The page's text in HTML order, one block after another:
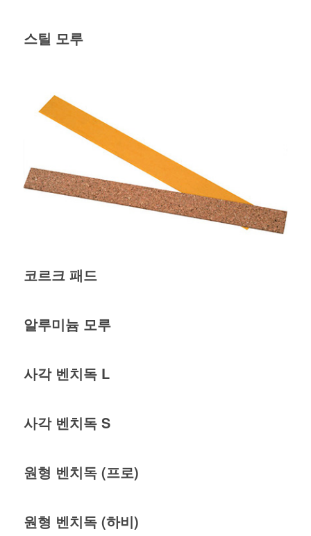
스틸 모루
코르크 패드
알루미늄 모루
사각 벤치독 L
사각 벤치독 S
원형 벤치독 (프로)
원형 벤치독 (하비)